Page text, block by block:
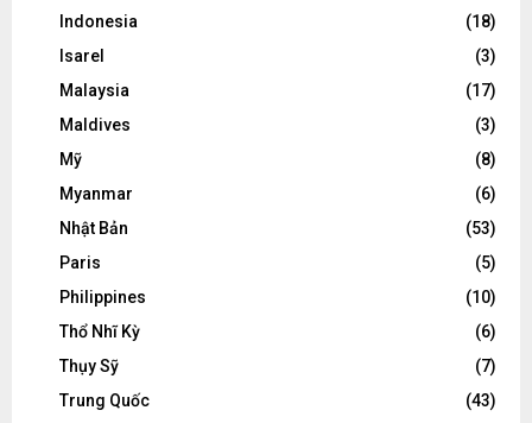
Indonesia
(18)
Isarel
(3)
Malaysia
(17)
Maldives
(3)
Mỹ
(8)
Myanmar
(6)
Nhật Bản
(53)
Paris
(5)
Philippines
(10)
Thổ Nhĩ Kỳ
(6)
Thụy Sỹ
(7)
Trung Quốc
(43)